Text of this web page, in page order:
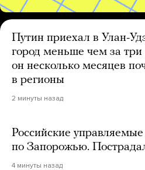
Путин приехал в Улан-
город меньше чем за три
он несколько месяцев
в регионы
2 минуты назад
Российские
по Запорожью.
4 минуты назад